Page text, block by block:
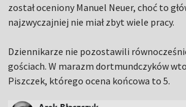
został oceniony Manuel Neuer, choć to
najzwyczajniej nie miał zbyt wiele pracy.
Dziennikarze nie pozostawili
gościach. W marazm dortmundczyków
Piszczek, którego ocena końcowa to 5.